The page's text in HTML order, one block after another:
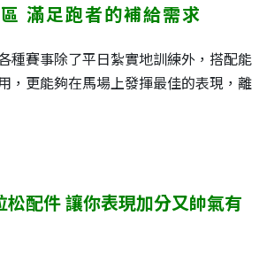
滿足跑者的補給需求
種賽事除了平日紮實地訓練外，搭配能
，更能夠在馬場上發揮最佳的表現，離
松配件 讓你表現加分又帥氣有